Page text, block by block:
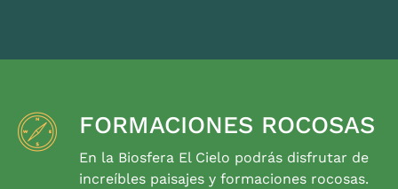
FORMACIONES ROCOSAS
En la Biosfera El Cielo podrás disfrutar de
increíbles paisajes y formaciones rocosas.